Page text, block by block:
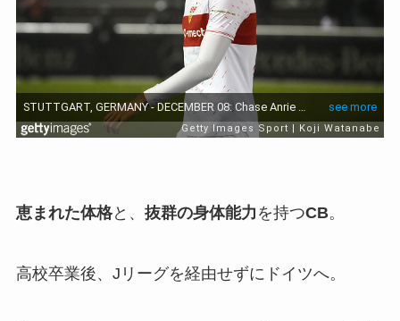
恵まれた体格と、 抜群の身体能力 を持つCB。
高校卒業後、Jリーグを経由せずにドイツへ。